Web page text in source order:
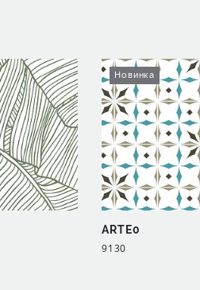
Новинка
ARTE0
9130